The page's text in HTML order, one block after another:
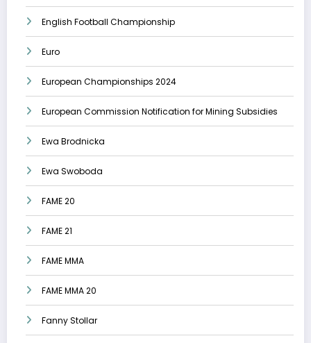
English Football Championship
Euro
European Championships 2024
European Commission Notification for Mining Subsidies
Ewa Brodnicka
Ewa Swoboda
FAME 20
FAME 21
FAME MMA
FAME MMA 20
Fanny Stollar